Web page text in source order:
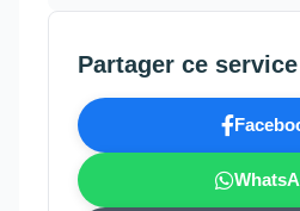
Partager ce service